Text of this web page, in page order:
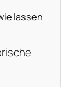
lassen